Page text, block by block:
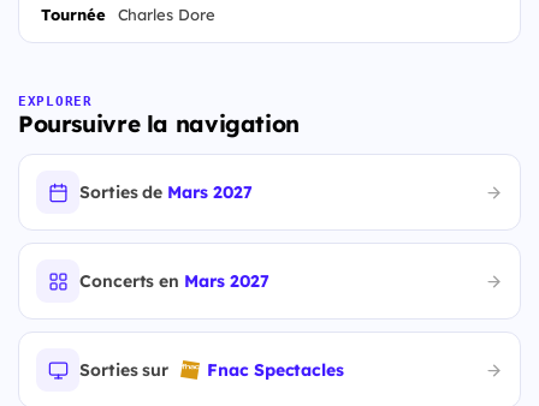
Tournée Charles Dore
EXPLORER
Poursuivre la navigation
Sorties de Mars 2027
Concerts en Mars 2027
Sorties sur Fnac Spectacles